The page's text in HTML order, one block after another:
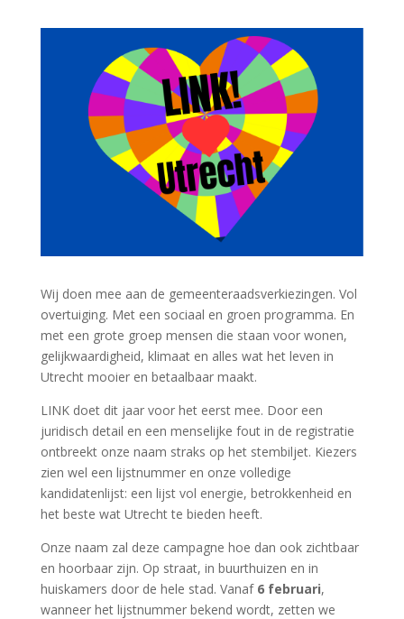
Wij doen mee aan de gemeenteraadsverkiezingen. Vol
overtuiging. Met een sociaal en groen programma. En
met een grote groep mensen die staan voor wonen,
gelijkwaardigheid, klimaat en alles wat het leven in
Utrecht mooier en betaalbaar maakt.
LINK doet dit jaar voor het eerst mee. Door een
juridisch detail en een menselijke fout in de registratie
ontbreekt onze naam straks op het stembiljet. Kiezers
zien wel een lijstnummer en onze volledige
kandidatenlijst: een lijst vol energie, betrokkenheid en
het beste wat Utrecht te bieden heeft.
Onze naam zal deze campagne hoe dan ook zichtbaar
en hoorbaar zijn. Op straat, in buurthuizen en in
huiskamers door de hele stad. Vanaf 6 februari,
wanneer het lijstnummer bekend wordt, zetten we